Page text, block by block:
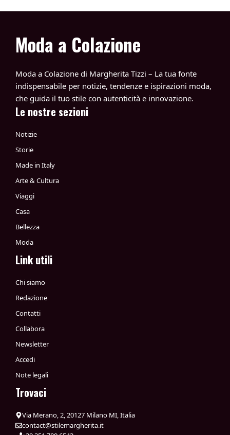
Moda a Colazione
Moda a Colazione di Margherita Tizzi – La tua fonte
indispensabile per notizie, tendenze e ispirazioni moda,
che guida il tuo stile con autenticità e innovazione.
Le nostre sezioni
Notizie
Storie
Made in Italy
Arte & Cultura
Viaggi
Casa
Bellezza
Moda
Link utili
Chi siamo
Redazione
Contatti
Collabora
Newsletter
Accedi
Note legali
Trovaci
Via Merano, 2, 20127 Milano MI, Italia
contact@stilemargherita.it